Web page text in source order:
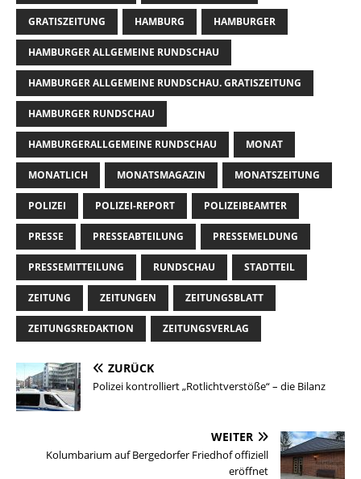
GRATISZEITUNG HAMBURG HAMBURGER
HAMBURGER ALLGEMEINE RUNDSCHAU
HAMBURGER ALLGEMEINE RUNDSCHAU. GRATISZEITUNG
HAMBURGER RUNDSCHAU
HAMBURGERALLGEMEINE RUNDSCHAU MONAT
MONATLICH MONATSMAGAZIN MONATSZEITUNG
POLIZEI POLIZEI-REPORT POLIZEIBEAMTER
PRESSE PRESSEABTEILUNG PRESSEMELDUNG
PRESSEMITTEILUNG RUNDSCHAU STADTTEIL
ZEITUNG ZEITUNGEN ZEITUNGSBLATT
ZEITUNGSREDAKTION ZEITUNGSVERLAG
ZURÜCK
Polizei kontrolliert „Rotlichtverstöße“ – die Bilanz
WEITER
Kolumbarium auf Bergedorfer Friedhof offiziell
eröffnet